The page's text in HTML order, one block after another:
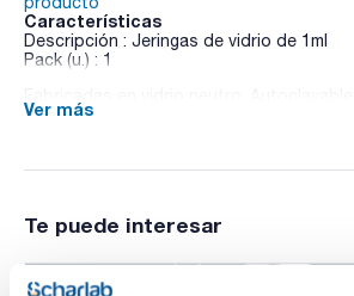
Características
Descripción : Jeringas de vidrio de 1ml
Pack (u.) : 1
Anillo ámbar en el piston.
Ver más
Te puede interesar